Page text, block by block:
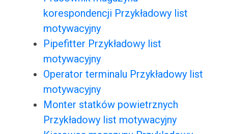
korespondencji Przykładowy list
motywacyjny
Pipefitter Przykładowy list
motywacyjny
Operator terminalu Przykładowy list
motywacyjny
Monter statków powietrznych
Przykładowy list motywacyjny